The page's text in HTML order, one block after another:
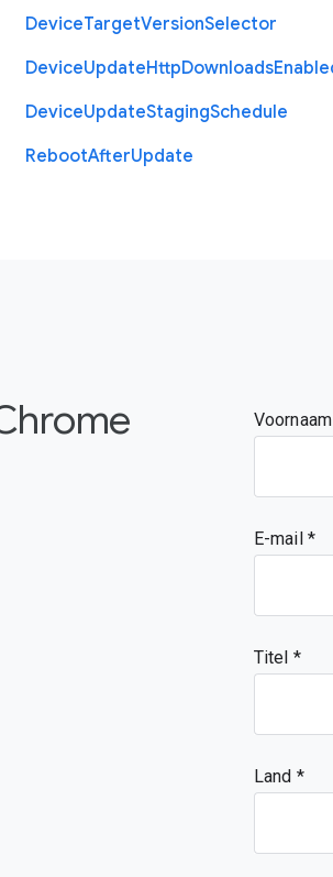
DeviceTargetVersionSelector
DeviceUpdateHttpDownloads
DeviceUpdateStagingSchedule
RebootAfterUpdate
Voornaam
E-mail
Titel
Land *